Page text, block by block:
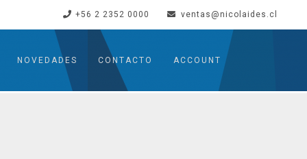
+56 2 2352 0000 ventas@nicolaides.cl
NOVEDADES CONTACTO ACCOUNT